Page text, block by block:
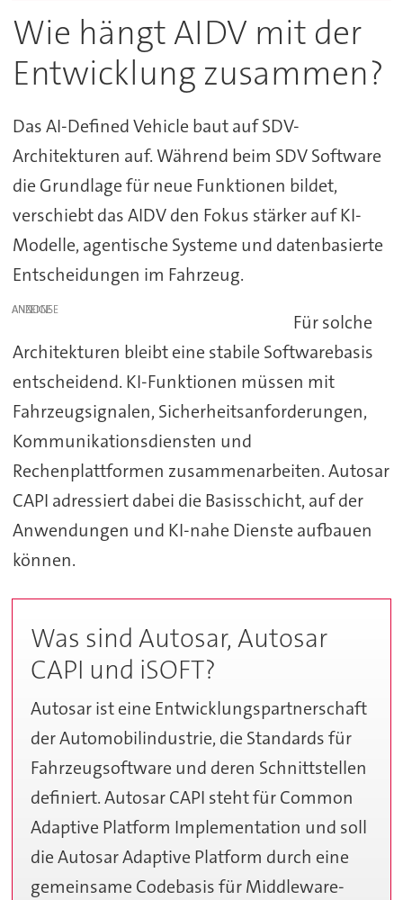
Wie hängt AIDV mit der
Entwicklung zusammen?
Das AI-Defined Vehicle baut auf SDV-
Architekturen auf. Während beim SDV Software
die Grundlage für neue Funktionen bildet,
verschiebt das AIDV den Fokus stärker auf KI-
Modelle, agentische Systeme und datenbasierte
Entscheidungen im Fahrzeug.
ANZEIGE
Für solche
Architekturen bleibt eine stabile Softwarebasis
entscheidend. KI-Funktionen müssen mit
Fahrzeugsignalen, Sicherheitsanforderungen,
Kommunikationsdiensten und
Rechenplattformen zusammenarbeiten. Autosar
CAPI adressiert dabei die Basisschicht, auf der
Anwendungen und KI-nahe Dienste aufbauen
können.
Was sind Autosar, Autosar
CAPI und iSOFT?
Autosar ist eine Entwicklungspartnerschaft
der Automobilindustrie, die Standards für
Fahrzeugsoftware und deren Schnittstellen
definiert. Autosar CAPI steht für Common
Adaptive Platform Implementation und soll
die Autosar Adaptive Platform durch eine
gemeinsame Codebasis für Middleware-